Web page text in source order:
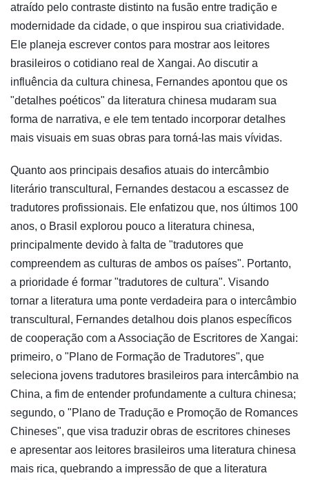
atraído pelo contraste distinto na fusão entre tradição e
modernidade da cidade, o que inspirou sua criatividade.
Ele planeja escrever contos para mostrar aos leitores
brasileiros o cotidiano real de Xangai. Ao discutir a
influência da cultura chinesa, Fernandes apontou que os
"detalhes poéticos" da literatura chinesa mudaram sua
forma de narrativa, e ele tem tentado incorporar detalhes
mais visuais em suas obras para torná-las mais vívidas.
Quanto aos principais desafios atuais do intercâmbio
literário transcultural, Fernandes destacou a escassez de
tradutores profissionais. Ele enfatizou que, nos últimos 100
anos, o Brasil explorou pouco a literatura chinesa,
principalmente devido à falta de "tradutores que
compreendem as culturas de ambos os países". Portanto,
a prioridade é formar "tradutores de cultura". Visando
tornar a literatura uma ponte verdadeira para o intercâmbio
transcultural, Fernandes detalhou dois planos específicos
de cooperação com a Associação de Escritores de Xangai:
primeiro, o "Plano de Formação de Tradutores", que
seleciona jovens tradutores brasileiros para intercâmbio na
China, a fim de entender profundamente a cultura chinesa;
segundo, o "Plano de Tradução e Promoção de Romances
Chineses", que visa traduzir obras de escritores chineses
e apresentar aos leitores brasileiros uma literatura chinesa
mais rica, quebrando a impressão de que a literatura